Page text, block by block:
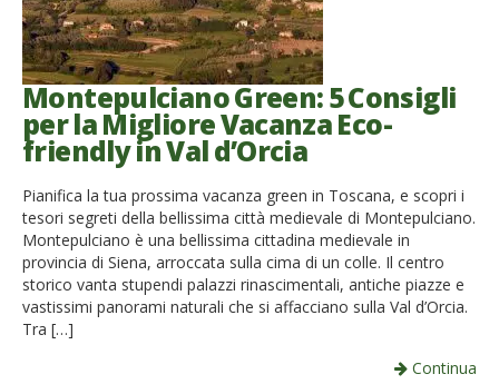
Montepulciano Green: 5 Consigli
per la Migliore Vacanza Eco-
friendly in Val d’Orcia
Pianifica la tua prossima vacanza green in Toscana, e scopri i
tesori segreti della bellissima città medievale di Montepulciano.
Montepulciano è una bellissima cittadina medievale in
provincia di Siena, arroccata sulla cima di un colle. Il centro
storico vanta stupendi palazzi rinascimentali, antiche piazze e
vastissimi panorami naturali che si affacciano sulla Val d’Orcia.
Tra […]
Continua